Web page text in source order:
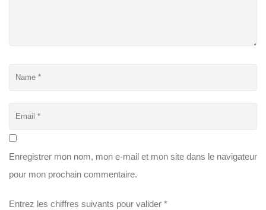
Enregistrer mon nom, mon e-mail et mon site dans le navigateur
pour mon prochain commentaire.
Entrez les chiffres suivants pour valider *